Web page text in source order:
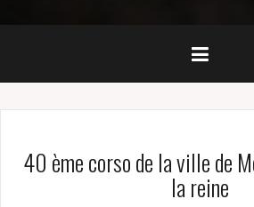
40 ème corso de la ville de
la reine